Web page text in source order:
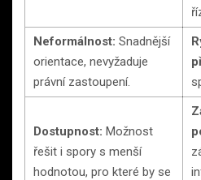
Neformálnost: Snadnější
orientace, nevyžaduje
právní zastoupení.
Dostupnost: Možnost
řešit i spory s menší
hodnotou, pro které by se